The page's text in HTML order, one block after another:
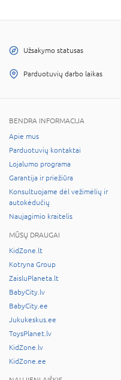
Užsakymo statusas
Parduotuvių darbo laikas
BENDRA INFORMACIJA
Apie mus
Parduotuvių kontaktai
Lojalumo programa
Garantija ir priežiūra
Konsultuojame dėl vežimėlių ir
autokėdučių
Naujagimio kraitelis
MŪSŲ DRAUGAI
KidZone.lt
Kotryna Group
ZaisluPlaneta.lt
BabyCity.lv
BabyCity.ee
Jukukeskus.ee
ToysPlanet.lv
KidZone.lv
KidZone.ee